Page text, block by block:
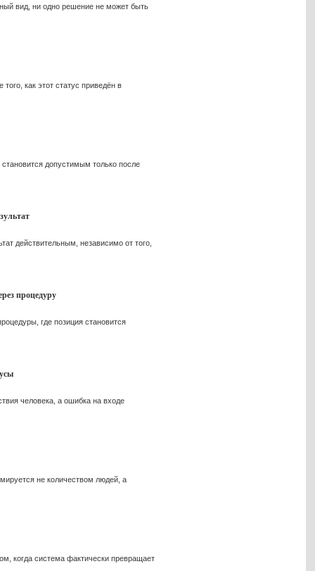
вид, ни одно решение не может быть
как этот статус приведён в
допустимым только после
действительным, независимо от того,
процедуру
где позиция становится
человека, а ошибка на входе
не количеством людей, а
когда система фактически превращает